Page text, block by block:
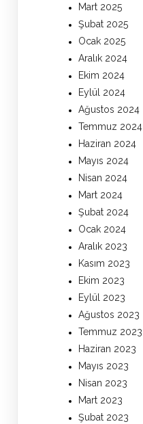
Mart 2025
Şubat 2025
Ocak 2025
Aralık 2024
Ekim 2024
Eylül 2024
Ağustos 2024
Temmuz 2024
Haziran 2024
Mayıs 2024
Nisan 2024
Mart 2024
Şubat 2024
Ocak 2024
Aralık 2023
Kasım 2023
Ekim 2023
Eylül 2023
Ağustos 2023
Temmuz 2023
Haziran 2023
Mayıs 2023
Nisan 2023
Mart 2023
Şubat 2023